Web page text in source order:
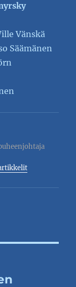
Vänskä
Säämänen